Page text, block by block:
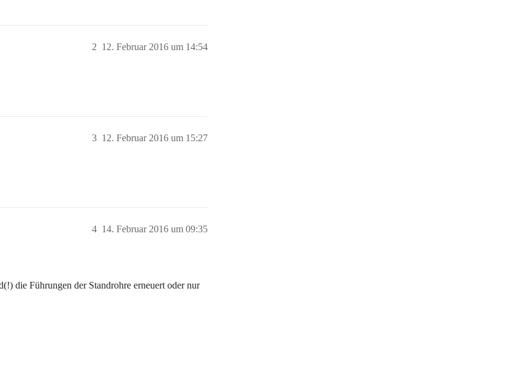
12. Februar 2016 um 14:54
2
12. Februar 2016 um 15:27
3
14. Februar 2016 um 09:35
4
die Führungen der Standrohre erneuert oder nur